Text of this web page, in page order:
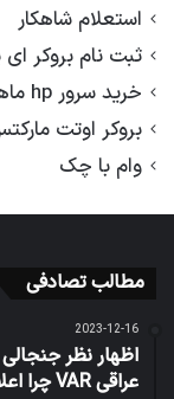
استعلام شاهکار
ثبت نام بروکر
خرید سرور hp ماهان
بروکر اوتت
وام با چک
مطالب تصادفی
2023-12-16
اظهار نظر
عراقی VAR چرا اعلام پنالتی کردند؟/ ویدئو